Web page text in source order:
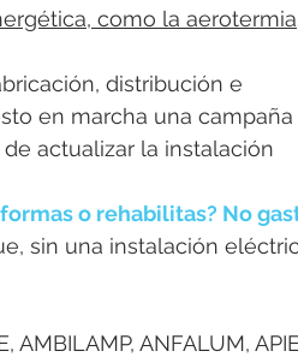
como la
distribución e
en marcha una campaña
actualizar la instalación
o rehabilitas? No
sin una instalación
AMBILAMP, ANFALUM,